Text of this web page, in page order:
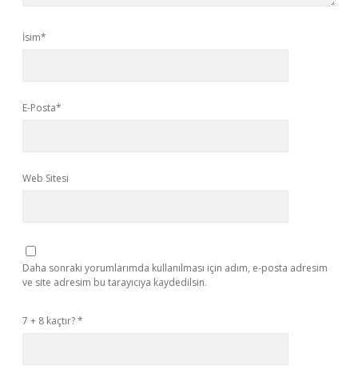
İsim*
E-Posta*
Web Sitesi
Daha sonraki yorumlarımda kullanılması için adım, e-posta adresim
ve site adresim bu tarayıcıya kaydedilsin.
7 + 8 kaçtır?*